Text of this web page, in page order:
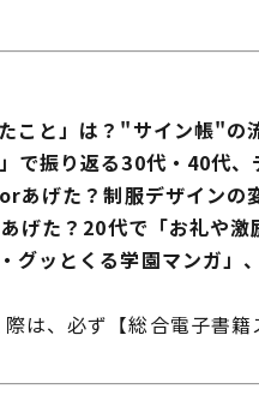
こと」は？"サイン帳"
で振り返る30代・40代
あげた？制服デザイン
げた？20代で「お礼や
グッとくる学園マンガ」
は、必ず【総合電子書